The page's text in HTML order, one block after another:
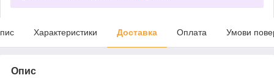
Характеристики Доставка Оплата Умови
Опис